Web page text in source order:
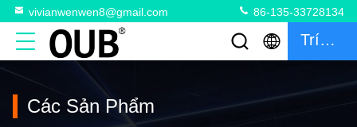
vivianwenwen8@gmail.com 86-135-33728134
Trích Dẫn
Các Sản Phẩm